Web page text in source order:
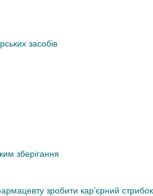
засобів
зберігання
зробити кар’єрний стрибок